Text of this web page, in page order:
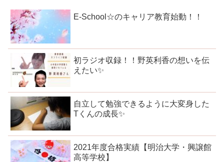
E-School☆のキャリア教育始動！！
初ラジオ収録！！野英利香の想いを伝
えたい✨
自立して勉強できるように大変身した
Tくんの成長✨
2021年度合格実績【明治大学・興譲館
高等学校】